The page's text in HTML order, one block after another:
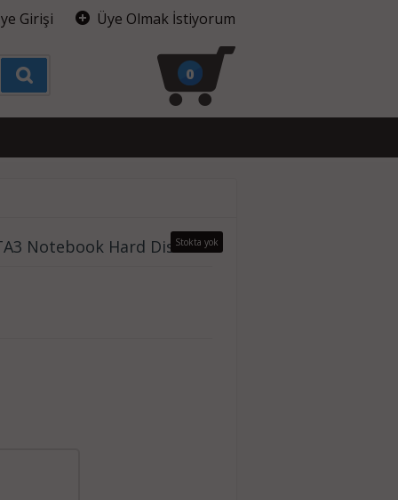
Girişi Üye Olmak İstiyorum
0
Stokta yok
Notebook Hard Disk